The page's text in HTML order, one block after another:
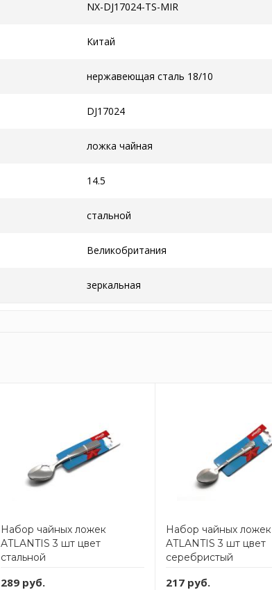
NX-DJ17024-TS-MIR
Китай
нержавеющая сталь 18/10
DJ17024
ложка чайная
14.5
стальной
Великобритания
зеркальная
Набор чайных ложек
ATLANTIS 3 шт цвет
стальной
289 руб.
Набор чайных ложек
ATLANTIS 3 шт цвет
серебристый
217 руб.